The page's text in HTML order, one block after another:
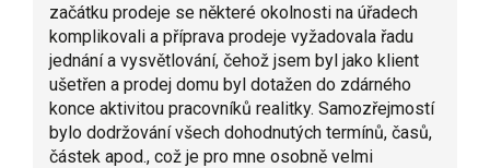
začátku prodeje se některé okolnosti na úřadech
komplikovali a příprava prodeje vyžadovala řadu
jednání a vysvětlování, čehož jsem byl jako klient
ušetřen a prodej domu byl dotažen do zdárného
konce aktivitou pracovníků realitky. Samozřejmostí
bylo dodržování všech dohodnutých termínů, časů,
částek apod., což je pro mne osobně velmi